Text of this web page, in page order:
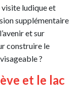
visite ludique et
supplémentaire
et sur
construire le
?
et le lac